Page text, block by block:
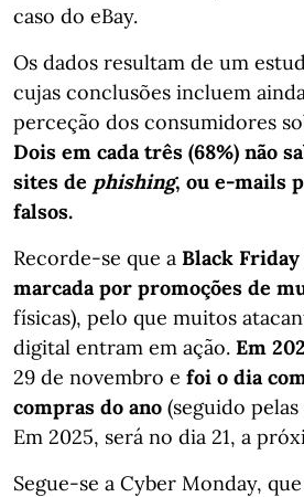
caso do eBay.
Os dados resultam de um
cujas conclusões incluem
perceção dos consumidores
Dois em cada três (68%) não
sites de phishing, ou e-mails
falsos.
Recorde-se que a Black Friday
marcada por promoções de
físicas), pelo que muitos
digital entram em ação. Em
29 de novembro e foi o dia
compras do ano (seguido
Em 2025, será no dia 21, a
Segue-se a Cyber Monday,